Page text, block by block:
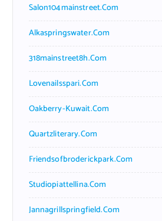
Salon104mainstreet.com
Alkaspringswater.com
318mainstreet8h.com
Lovenailsspari.com
Oakberry-Kuwait.com
Quartzliterary.com
Friendsofbroderickpark.com
Studiopiattellina.com
Jannagrillspringfield.com